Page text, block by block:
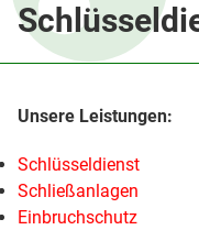
Schlüsseldienst
Schließanlagen
Einbruchschutz